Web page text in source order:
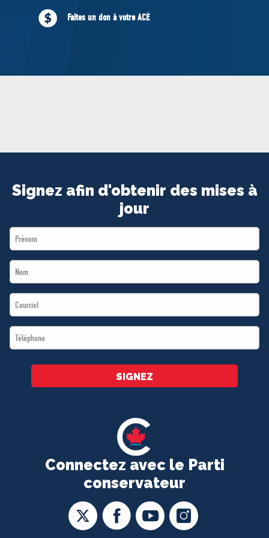
MÉDIAS
BÉNÉVOLE
Faites un don à votre ACÉ
Connectez avec le Parti
conservateur
Signez afin d'obtenir des mises à
jour
First
Name
Last
Name
Email
*
Téléphone
*
SIGNEZ